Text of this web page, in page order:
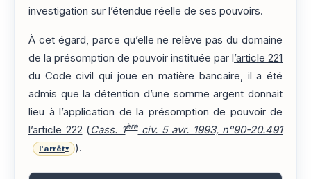
investigation sur l’étendue réelle de ses pouvoirs.
À cet égard, parce qu’elle ne relève pas du domaine
de la présomption de pouvoir instituée par l’article 221
du Code civil qui joue en matière bancaire, il a été
admis que la détention d’une somme argent donnait
lieu à l’application de la présomption de pouvoir de
l’article 222 (Cass. 1èreciv. 5 avr. 1993, n°90-20.491
l'arrêt▾ ).